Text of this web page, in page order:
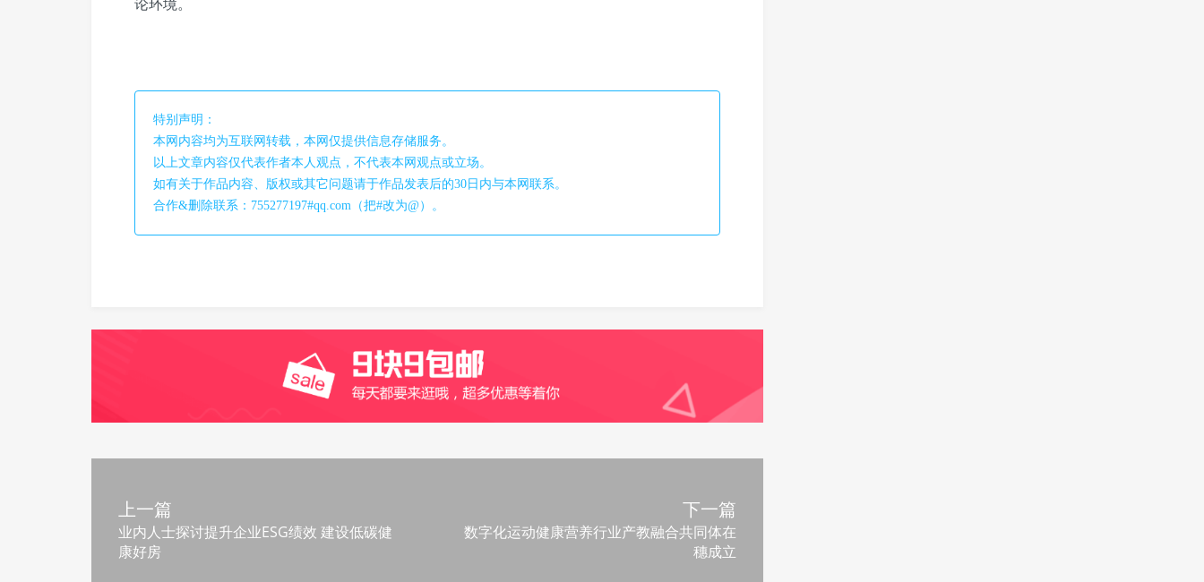
特别声明：
本网内容均为互联网转载，本网仅提供信息存储服务。
以上文章内容仅代表作者本人观点，不代表本网观点或立场。
如有关于作品内容、版权或其它问题请于作品发表后的30日内与本网联系。
合作&删除联系：755277197#qq.com（把#改为@）。
上一篇
业内人士探讨提升企业ESG绩效 建设低碳健
康好房
下一篇
数字化运动健康营养行业产教融合共同体在
穗成立